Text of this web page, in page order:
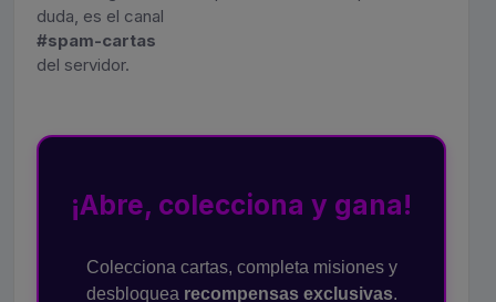
duda, es el canal
#spam-cartas
del servidor.
¡Abre, colecciona y gana!
Colecciona cartas, completa misiones y
desbloquea recompensas exclusivas.